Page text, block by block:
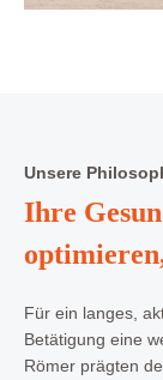
Unsere
Ihre
Für ein langes,
Betätigung eine
Römer prägten